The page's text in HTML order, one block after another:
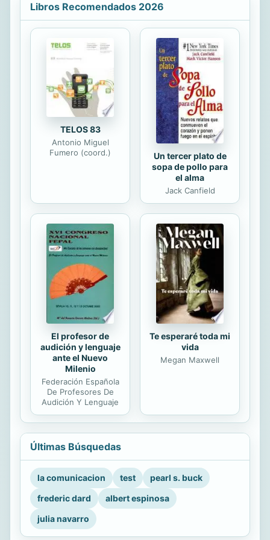
AMBICIOSA sobre la RAZA y la
IDENTIDAD.» The New York Times
Generación tras generación, la
comunidad negra del pueblo de
Mallard, en Luisiana, ha intentado
aclarar el tono de su piel
favoreciendo los matrimonios mixtos.
Las inseparables gemelas Desirée y
Stella Vignes, con su color níveo, sus
ojos castaños y su...
Libros Recomendados 2026
TELOS 83
Antonio Miguel
Fumero (coord.)
Un tercer plato de
sopa de pollo para
el alma
Jack Canfield
El profesor de
audición y lenguaje
ante el Nuevo
Milenio
Federación Española
De Profesores De
Audición Y Lenguaje
Te esperaré toda mi
vida
Megan Maxwell
Últimas Búsquedas
la comunicacion test
pearl s. buck
frederic dard
albert espinosa
julia navarro